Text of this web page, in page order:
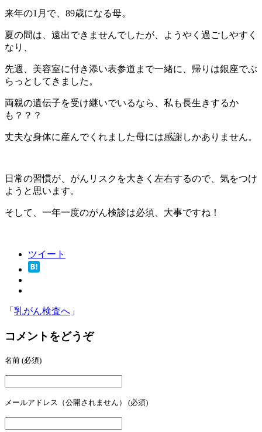
来年の1月で、89歳になる母。
夏の間は、遠出できませんでしたが、ようやく過ごしやすく
なり、
先週、美容室に付き添い表参道まで一緒に、帰りは銀座でぶ
らっとしてきました。
両親の遺伝子を受け継いでいるなら、私も長生きするか
も？？？
丈夫な身体に産んでくれました母には感謝しかありません。
日常の習慣が、がんリスクを大きく左右するので、気をつけ
ようと思います。
そして、一年一度のがん検診は必須、大事ですね！
ツイート
「 乳がん検査へ 」
コメントをどうぞ
名前 (必須)
メールアドレス（公開されません） (必須)